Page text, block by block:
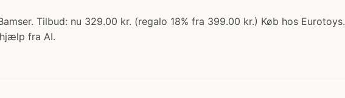
Tilbud: nu 329.00 kr. (regalo 18% fra 399.00 kr.) Køb hos Eurotoys.
fra AI.